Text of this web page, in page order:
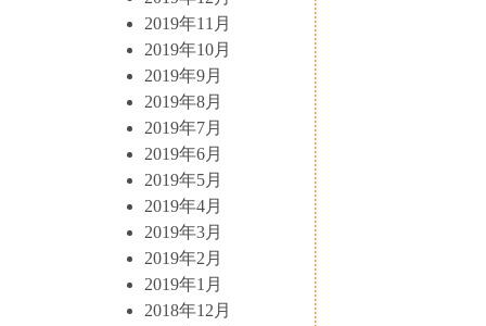
2019年11月
2019年10月
2019年9月
2019年8月
2019年7月
2019年6月
2019年5月
2019年4月
2019年3月
2019年2月
2019年1月
2018年12月